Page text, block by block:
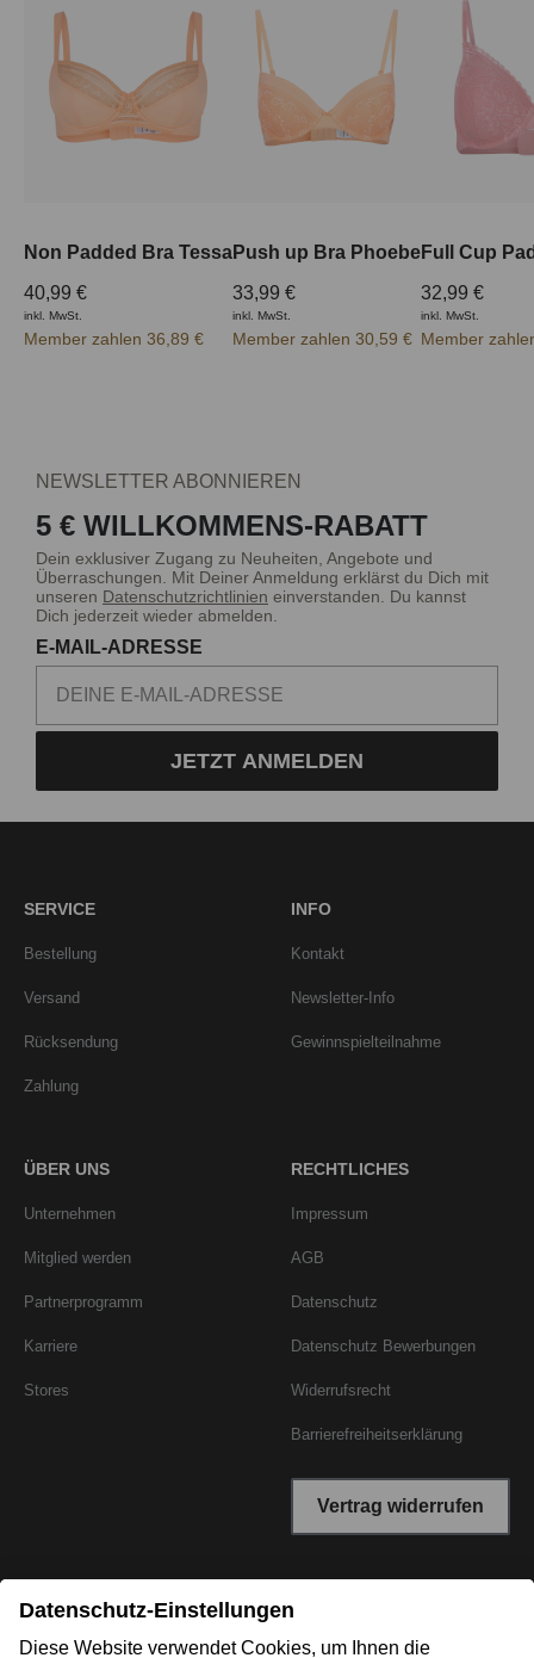
Non Padded Bra Tessa
40,99 €
inkl. MwSt.
Member zahlen 36,89 €
Push up Bra Phoebe
33,99 €
inkl. MwSt.
Member zahlen 30,59 €
32,99 €
inkl. MwSt.
Member
NEWSLETTER ABONNIEREN
5 € WILLKOMMENS-RABATT
Dein exklusiver Zugang zu Neuheiten, Angebote und
Überraschungen. Mit Deiner Anmeldung erklärst du Dich mit
unseren Datenschutzrichtlinien einverstanden. Du kannst
Dich jederzeit wieder abmelden.
E-MAIL-ADRESSE
JETZT ANMELDEN
SERVICE
Bestellung
Versand
Rücksendung
Zahlung
INFO
Kontakt
Newsletter-Info
Gewinnspielteilnahme
ÜBER UNS
Unternehmen
Mitglied werden
Partnerprogramm
Karriere
Stores
RECHTLICHES
Impressum
AGB
Datenschutz
Datenschutz Bewerbungen
Widerrufsrecht
Barrierefreiheitserklärung
Vertrag widerrufen